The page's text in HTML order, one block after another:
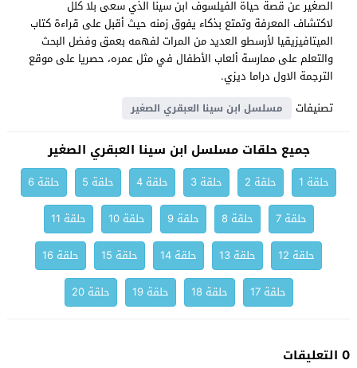
الصغير عن قصة حياة الفيلسوف ابن سينا الذي سعى بلا كلل
لاكتشاف المعرفة وتمتع بذكاء يفوق زمنه حيث أقبل على قراءة كتاب
الميتافيزيقيا لأرسطو العديد من المرات لفهمه بعمق وفضل البحث
والتعلم على ممارسة ألعاب الأطفال في مثل عمره، حصريا على موقع
الترجمة الاول دراما ديزي.
تصنيفات
مسلسل ابن سينا العبقري الصغير
جميع حلقات مسلسل ابن سينا العبقري الصغير
حلقة 1 حلقة 2 حلقة 3 حلقة 4 حلقة 5
حلقة 6
حلقة 7
حلقة 8 حلقة 9 حلقة 10
حلقة 11
حلقة 12
حلقة 13 حلقة 14 حلقة 15
حلقة 16
حلقة 17
حلقة 18 حلقة 19 حلقة 20
0 التعليقات